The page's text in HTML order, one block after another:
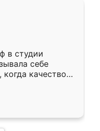
в студии
себе
когда качеством
уже почти